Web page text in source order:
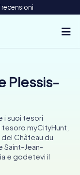
Plessis-
i suoi tesori
myCityHunt,
Château du
Saint-Jean-
e godetevi il